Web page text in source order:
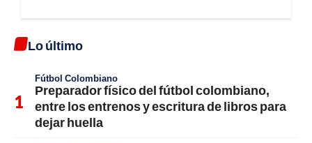
Lo último
Fútbol Colombiano
Preparador físico del fútbol colombiano,
entre los entrenos y escritura de libros para
dejar huella